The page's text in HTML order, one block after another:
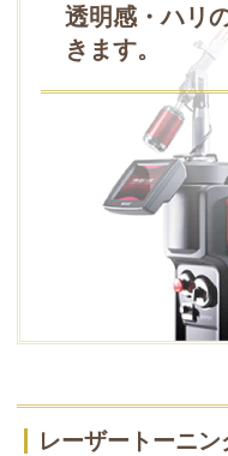
透明感・ハリ
きます。
レーザートーニ